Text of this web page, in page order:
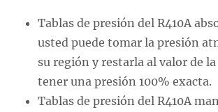
Tablas de presión del R410A
usted puede tomar la presión
su región y restarla al valor de
tener una presión 100% exacta.
Tablas de presión del R410A